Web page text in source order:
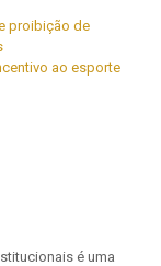
proibição de
ao esporte
é uma